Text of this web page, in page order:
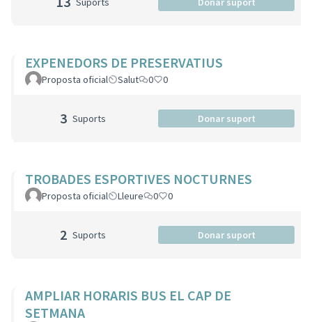
EXPENEDORS DE PRESERVATIUS
Proposta oficial Salut 0 0
3 Suports Donar suport
TROBADES ESPORTIVES NOCTURNES
Proposta oficial Lleure 0 0
2 Suports Donar suport
AMPLIAR HORARIS BUS EL CAP DE
SETMANA